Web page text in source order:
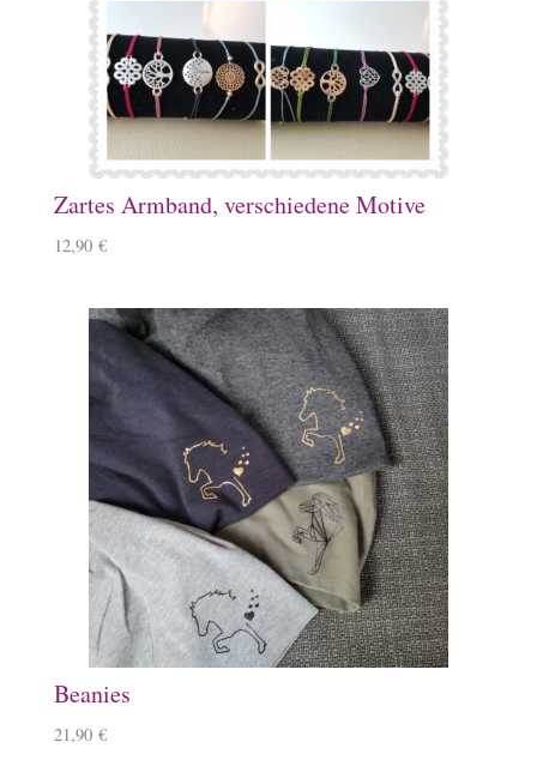
Zartes Armband, verschiedene Motive
12,90 €
Beanies
21,90 €